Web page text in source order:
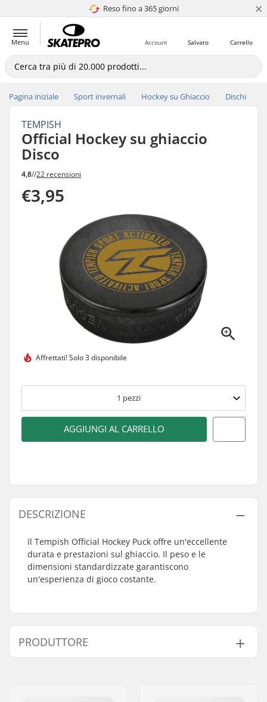
Reso fino a 365 giorni
4.8 di 5 ×
Menu Carrello
Salvato
Account
Pagina iniziale Sport invernali Hockey su Ghiaccio Dischi
TEMPISH
Official Hockey su ghiaccio
Disco
4,8//22 recensioni
€3,95
Affrettati!Solo 3 disponibile
1 pezzi
AGGIUNGI AL CARRELLO
DESCRIZIONE
Il Tempish Official Hockey Puck offre un'eccellente
durata e prestazioni sul ghiaccio. Il peso e le
dimensioni standardizzate garantiscono
un'esperienza di gioco costante.
PRODUTTORE